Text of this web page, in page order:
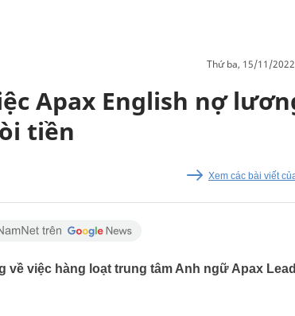
thứ ba, 15/11/
Apax English nợ
tiền
Xem các bài viết
về việc hàng loạt trung tâm Anh ngữ Apax